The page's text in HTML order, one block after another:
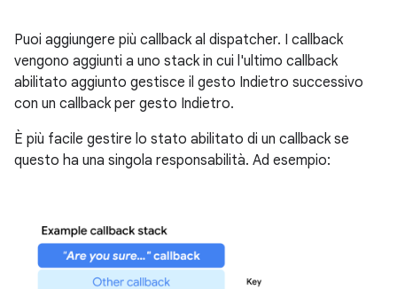
Puoi aggiungere più callback al dispatcher. I callback
vengono aggiunti a uno stack in cui l'ultimo callback
abilitato aggiunto gestisce il gesto Indietro successivo
con un callback per gesto Indietro.
È più facile gestire lo stato abilitato di un callback se
questo ha una singola responsabilità. Ad esempio: